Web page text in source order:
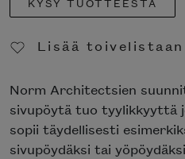
Lisää toivelistaan
Norm Architectsien
sivupöytä tuo tyylikkyyttä
sopii täydellisesti
sivupöydäksi tai